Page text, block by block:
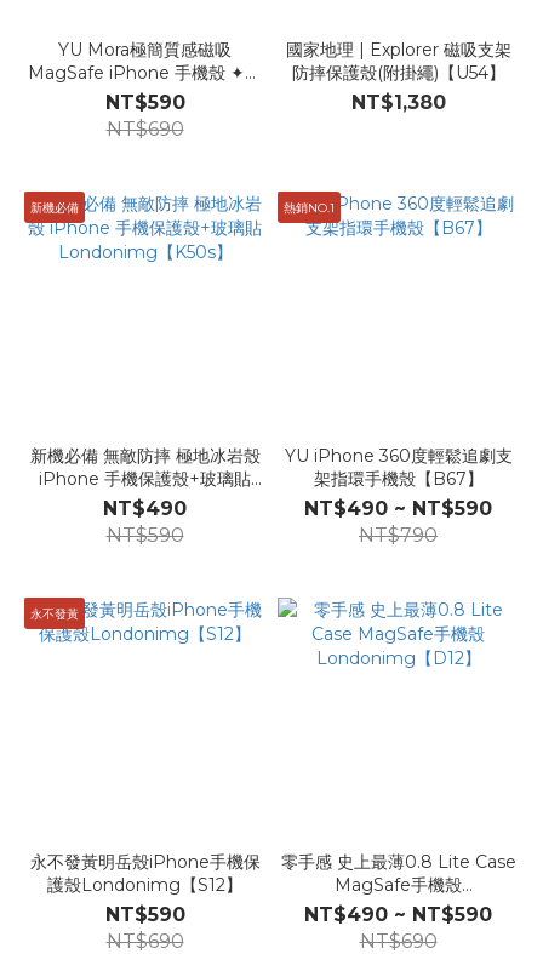
YU Mora極簡質感磁吸
MagSafe iPhone 手機殼 ✦加
價購 J/arch.雲朵毛絨手腕繩專
區✦【T64】
NT$590
NT$690
國家地理 | Explorer 磁吸支架
防摔保護殼(附掛繩)【U54】
NT$1,380
新機必備
新機必備 無敵防摔 極地冰岩殼
iPhone 手機保護殼+玻璃貼
Londonimg【K50s】
NT$490
NT$590
熱銷NO.1
YU iPhone 360度輕鬆追劇支
架指環手機殼【B67】
NT$490 ~ NT$590
NT$790
永不發黃
永不發黃明岳殼iPhone手機保
護殼Londonimg【S12】
NT$590
NT$690
零手感 史上最薄0.8 Lite Case
MagSafe手機殼
Londonimg【D12】
NT$490 ~ NT$590
NT$690